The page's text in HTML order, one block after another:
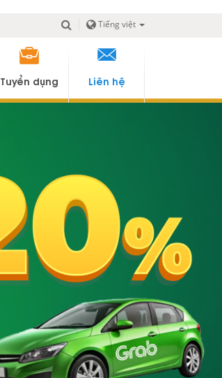
Tiếng việt
Tuyển dụng Liên hệ